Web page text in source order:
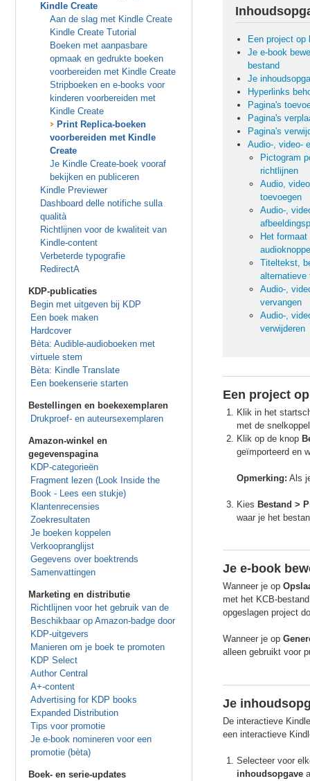
Kindle Create
Aan de slag met Kindle Create
Kindle Create Tutorial
Boeken met aanpasbare
opmaak en gedrukte boeken
voorbereiden met Kindle Create
Stripboeken en e-books voor
kinderen voorbereiden met
Kindle Create
Print Replica-boeken
voorbereiden met Kindle
Create
Je Kindle Create-boek vooraf
bekijken en publiceren
Kindle Previewer
Dashboard delle notifiche sulla
qualità
Richtlijnen voor de kwaliteit van
Kindle-content
Verbeterde typografie
RedirectA
KDP-publicaties
Begin met uitgeven bij KDP
Een boek maken
Hardcover
Bèta: Audible-audioboeken met
virtuele stem
Bèta: Kindle Translate
Een boekenserie starten
Bestellingen en boekexemplaren
Drukproef- en auteursexemplaren
Amazon-winkel en
gegevenspagina
KDP-categorieën
Fragment lezen (Look Inside the
Book - Lees een stukje)
Klantenrecensies
Zoekresultaten
Je boeken koppelen
Verkoopranglijst
Gegevens over boektrends
Samenvattingen
Marketing en distributie
Richtlijnen voor het gebruik van de
Beschikbaar op Amazon-badge door
KDP-uitgevers
Manieren om je boek te promoten
KDP Select
Author Central
A+-content
Advertising for KDP books
Expanded Distribution
Tips voor promotie
Je e-book nomineren voor een
promotie (bèta)
Boek- en serie-updates
Een project op
Je e-book
bestand
Je
Hyperlinks
Pagina's
Pagina's
Pagina's
Audio-, video-
Pictogram
richtlijnen
Audio,
toevoegen
Audio-,
Het
Titeltekst,
alternatieve
Audio-,
vervangen
Audio-,
verwijderen
Een project
Klik in het
met de
Klik op de knop
geïmporteerd en
Opmerking: Als
Kies Bestand >
waar je het
Je e-book
Wanneer je op
met het KCB-
opgeslagen project
Wanneer je op
alleen gebruikt voor
Je
De interactieve
een interactieve
Selecteer voor
inhoudsopgave